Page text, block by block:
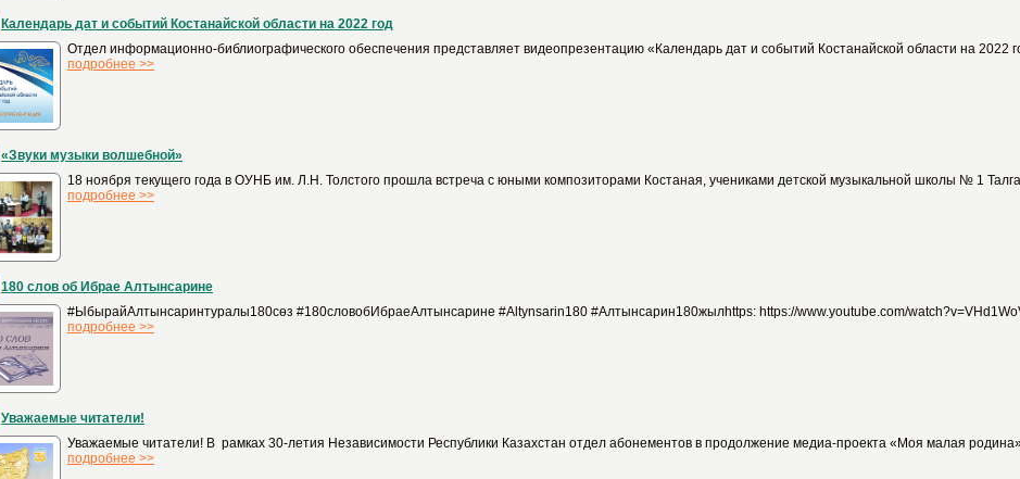
Календарь дат и событий Костанайской области на 2022 год
Отдел информационно-библиографического обеспечения представляет видеопрезентацию «Календарь дат и событий Костанайской области на 2022
подробнее >>
«Звуки музыки волшебной»
18 ноября текущего года в ОУНБ им. Л.Н. Толстого прошла встреча с юными композиторами Костаная, учениками детской музыкальной школы № 1
подробнее >>
180 слов об Ибрае Алтынсарине
#ЫбырайАлтынсаринтуралы180сөз #180словобИбраеАлтынсарине #Altynsarin180 #Алтынсарин180жылhttps: https://www.youtube.com/
подробнее >>
Уважаемые читатели!
Уважаемые читатели! В рамках 30-летия Независимости Республики Казахстан отдел абонементов в продолжение медиа-проекта «Моя малая
подробнее >>